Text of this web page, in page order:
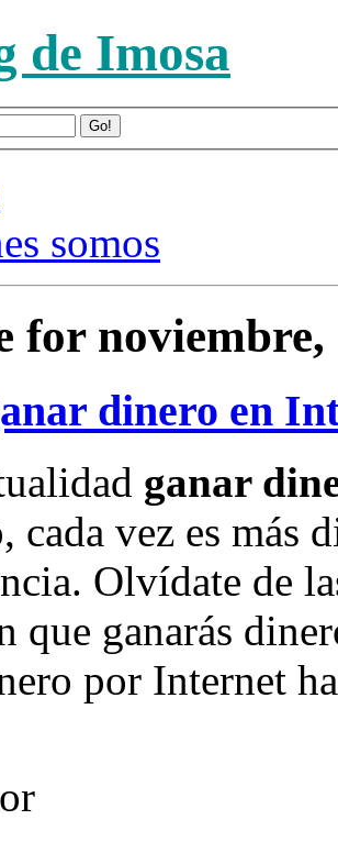
de Imosa
somos
for noviembre,
dinero en
ganar
cada vez es más
Olvídate de
que ganarás
por Internet